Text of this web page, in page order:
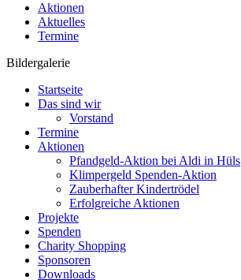
Aktionen
Aktuelles
Termine
Bildergalerie
Startseite
Das sind wir
Vorstand
Termine
Aktionen
Pfandgeld-Aktion bei Aldi in Hüls
Klimpergeld Spenden-Aktion
Zauberhafter Kindertrödel
Erfolgreiche Aktionen
Projekte
Spenden
Charity Shopping
Sponsoren
Downloads